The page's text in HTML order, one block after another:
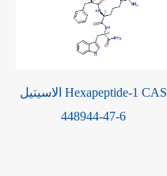
4-(ألفا ميثيل بنزيل)
ريسورسينول كاس 85-27-8